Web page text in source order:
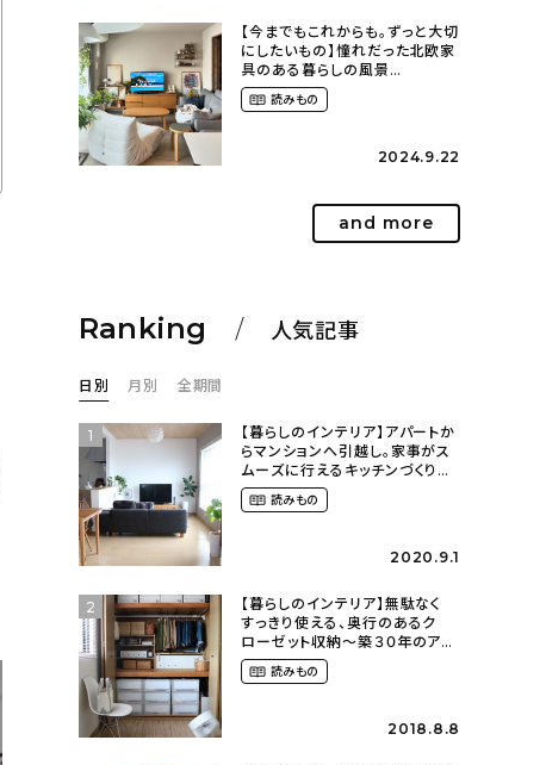
【今までもこれからも。ずっと大切
にしたいもの】憧れだった北欧家
具のある暮らしの風景
（m._.k_homeさん）
読みもの
2024.9.22
and more
Ranking 人気記事
日別 月別 全期間
1
【暮らしのインテリア】アパートか
らマンションへ引越し。家事がス
ムーズに行えるキッチンづくり〜
２LDKの賃貸暮らし
（mari_ppe_さん）
読みもの
2020.9.1
2
【暮らしのインテリア】無駄なく
すっきり使える、奥行のあるク
ローゼット収納〜築３０年のア
パートにある暮らし
（mari_ppe_さん）
読みもの
2018.8.8